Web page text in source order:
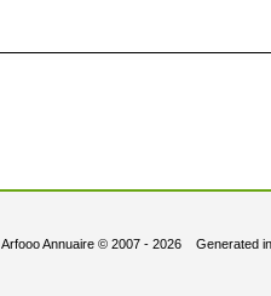
Arfooo Annuaire© 2007 - 2026 Generated